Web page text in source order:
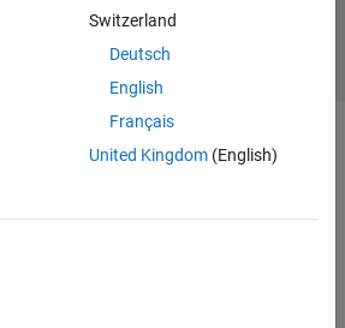
Switzerland
Deutsch
English
Français
United Kingdom(English)